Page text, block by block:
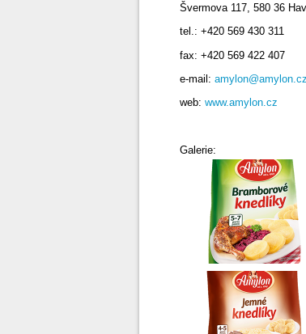
Švermova 117, 580 36
tel.: +420 569 430 311
fax: +420 569 422 407
e-mail: amylon@amylon.cz
web: www.amylon.cz
Galerie: